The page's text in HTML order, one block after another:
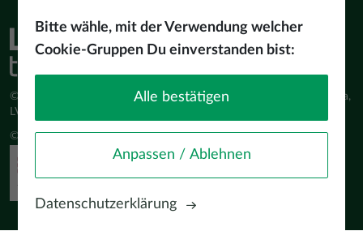
© Latvijas Investīciju un attīstības aģentūra (LIAA) Pērses iela 2, Rīga,
LV-1442 www.liaa.gov.lv
© 2026 latvia.travel. All rights reserved
Bitte wähle, mit der Verwendung welcher
Cookie-Gruppen Du einverstanden bist:
Alle bestätigen
Anpassen / Ablehnen
Datenschutzerklärung